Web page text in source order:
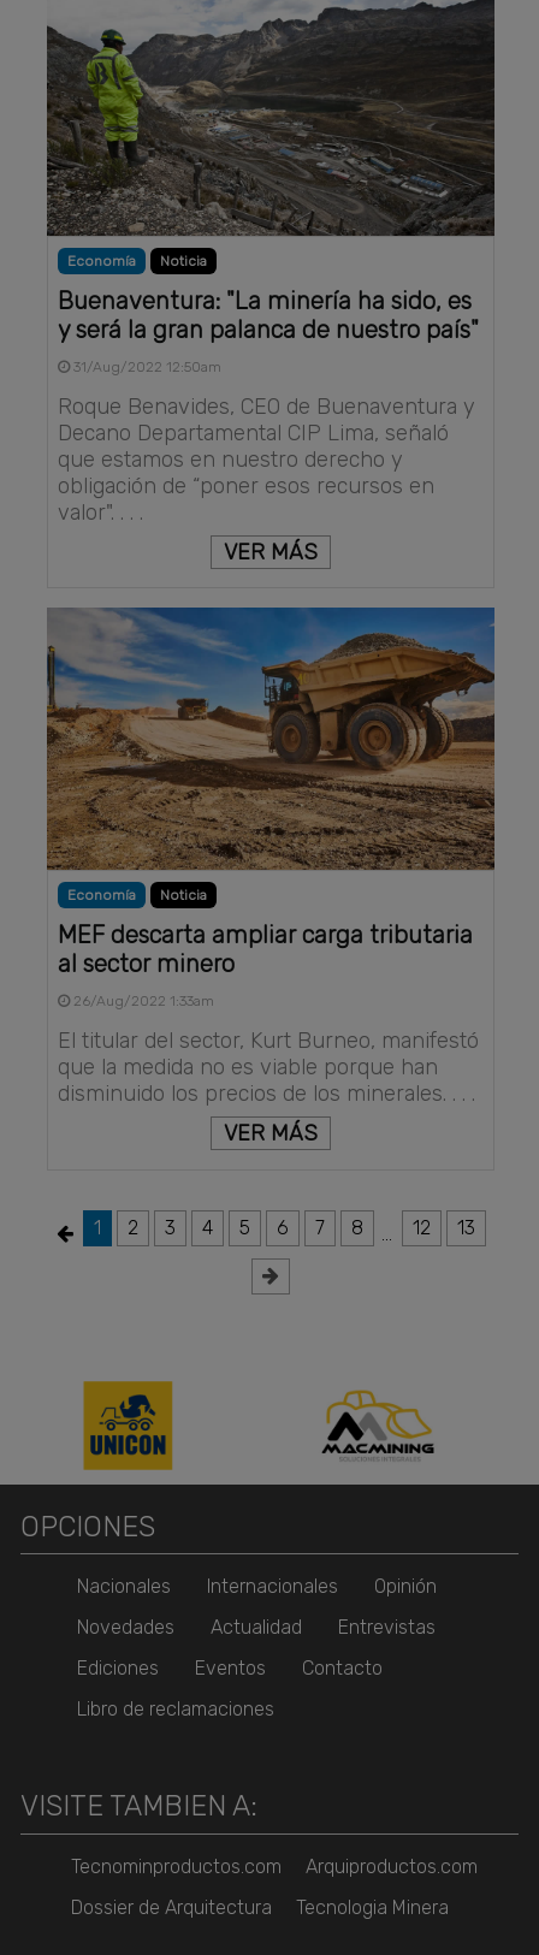
Economía Noticia
Buenaventura: "La minería ha sido, es
y será la gran palanca de nuestro país"
31/Aug/2022 12:50am
Roque Benavides, CEO de Buenaventura y
Decano Departamental CIP Lima, señaló
que estamos en nuestro derecho y
obligación de “poner esos recursos en
valor". . . .
VER MÁS
Economía Noticia
MEF descarta ampliar carga tributaria
al sector minero
26/Aug/2022 1:33am
El titular del sector, Kurt Burneo, manifestó
que la medida no es viable porque han
disminuido los precios de los minerales. . . .
VER MÁS
1 2 3 4 5 6 7 8 12 13
OPCIONES
Nacionales Internacionales
Opinión
Novedades
Actualidad
Entrevistas
Ediciones
Eventos
Contacto
Libro de reclamaciones
VISITE TAMBIEN A:
Tecnominproductos.com
Arquiproductos.com
Dossier de Arquitectura
Tecnologia Minera